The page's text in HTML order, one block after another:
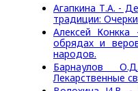
Агапкина Т.А. -
традиции:
Алексей Конкка
обрядах и
народов.
Барнаулов
Лекарственные